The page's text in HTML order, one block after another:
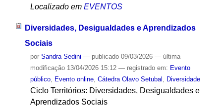
Localizado em EVENTOS
Diversidades, Desigualdades e Aprendizados
Sociais
por Sandra Sedini — publicado09/03/2026 — última
modificação13/04/2026 15:12 — registrado em: Evento
público, Evento online, Cátedra Olavo Setubal Diversidade
Ciclo Territórios: Diversidades, Desigualdades e
Aprendizados Sociais